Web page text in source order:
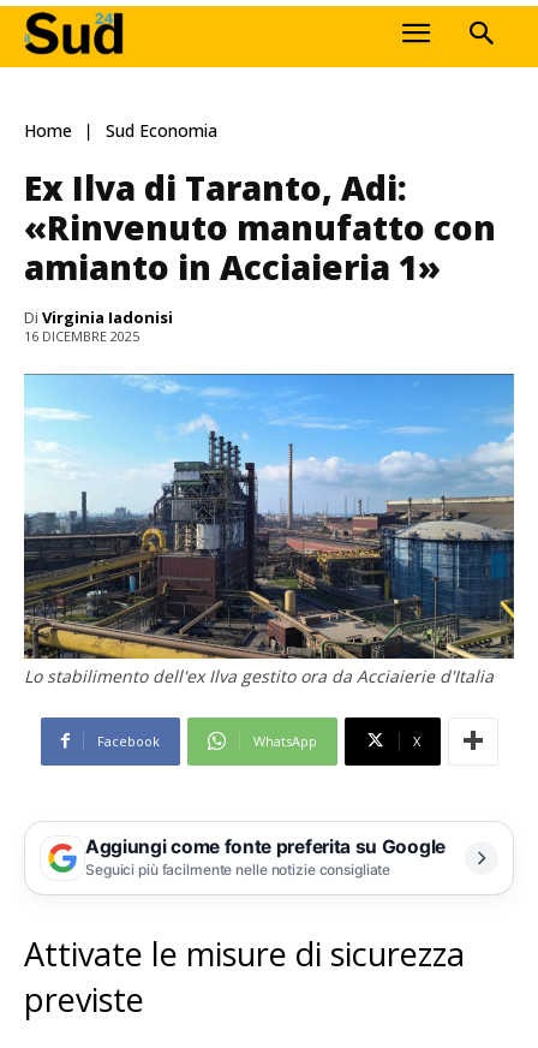
Home Sud Economia
Ex Ilva di Taranto, Adi:
«Rinvenuto manufatto con
amianto in Acciaieria 1»
Di Virginia Iadonisi
16 DICEMBRE 2025
Lo stabilimento dell'ex Ilva gestito ora da Acciaierie d'Italia
Facebook WhatsApp X
Aggiungi come fonte preferita su Google
Seguici più facilmente nelle notizie consigliate
Attivate le misure di sicurezza
previste